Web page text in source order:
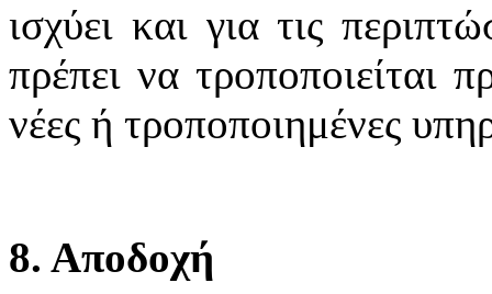
ισχύει και για τις
πρέπει να τροποποιείται
νέες ή τροποποιημένες
8. Αποδοχή